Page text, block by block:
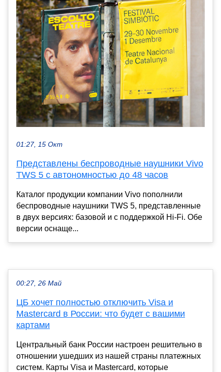
01:27, 15 Окт
Представлены беспроводные наушники Vivo
TWS 5 с автономностью до 48 часов
Каталог продукции компании Vivo пополнили
беспроводные наушники TWS 5, представленные
в двух версиях: базовой и с поддержкой Hi-Fi. Обе
версии оснаще...
00:27, 26 Май
ЦБ хочет полностью отключить Visa и
Mastercard в России: что будет с вашими
картами
Центральный банк России настроен решительно в
отношении ушедших из нашей страны платежных
систем. Карты Visa и Mastercard, которые